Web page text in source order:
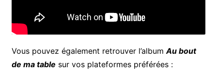
Vous pouvez également retrouver l’album Au bout
de ma table sur vos plateformes préférées :